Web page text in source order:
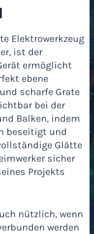
Elektrowerkzeug
ist der
ermöglicht
ebene
scharfe Grate
bei der
Balken, indem
beseitigt und
Glätte
sicher
Projekts
nützlich, wenn
werden